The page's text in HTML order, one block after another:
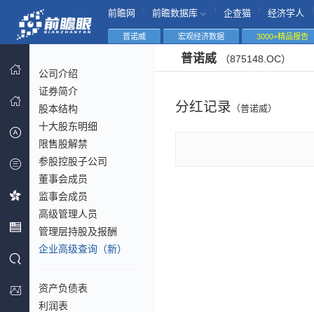
前瞻网 前瞻数据库 企查猫 经济学人
普诺威 宏观经济数据 3000+精品报告
公司介绍
证券简介
股本结构
十大股东明细
限售股解禁
参股控股子公司
董事会成员
监事会成员
高级管理人员
管理层持股及报酬
企业高级查询（新）
资产负债表
利润表
普诺威 （875148.OC）
分红记录 （普诺威）